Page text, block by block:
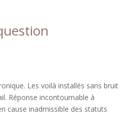
Les voilà installés sans bruit
Réponse incontournable à
cause inadmissible des statuts